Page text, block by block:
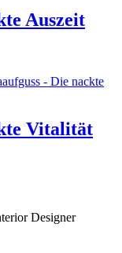
Auszeit
Vitalität
Designer